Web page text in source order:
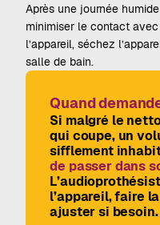
Après une journée
minimiser le contact
l’appareil, séchez
salle de bain.
Quand
Si malgré le
qui coupe, un
sifflement
de passer dans
l’appareil, faire
ajuster si besoin.